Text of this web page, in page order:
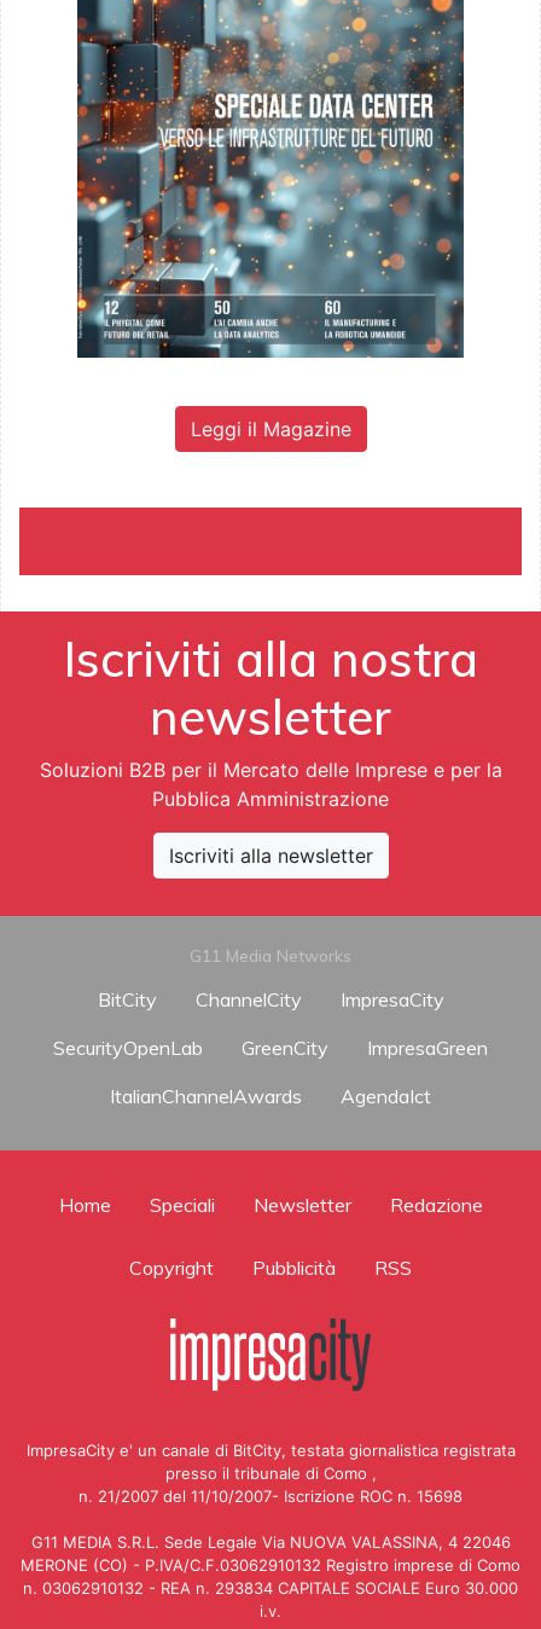
Leggi il Magazine
Iscriviti alla nostra
newsletter
Soluzioni B2B per il Mercato delle Imprese e per la
Pubblica Amministrazione
Iscriviti alla newsletter
G11 Media Networks
BitCity ChannelCity
ImpresaCity
SecurityOpenLab
GreenCity
ImpresaGreen
ItalianChannelAwards
AgendaIct
Home Speciali Newsletter Redazione
Copyright Pubblicità RSS
ImpresaCity e' un canale di BitCity, testata giornalistica registrata
presso il tribunale di Como ,
n. 21/2007 del 11/10/2007- Iscrizione ROC n. 15698
G11 MEDIA S.R.L. Sede Legale Via NUOVA VALASSINA, 4 22046
MERONE (CO) - P.IVA/C.F.03062910132 Registro imprese di Como
n. 03062910132 - REA n. 293834 CAPITALE SOCIALE Euro 30.000
i.v.